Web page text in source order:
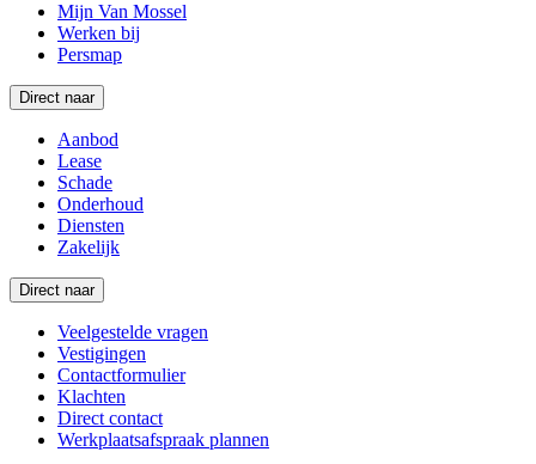
Mijn Van Mossel
Werken bij
Persmap
Direct naar
Aanbod
Lease
Schade
Onderhoud
Diensten
Zakelijk
Direct naar
Veelgestelde vragen
Vestigingen
Contactformulier
Klachten
Direct contact
Werkplaatsafspraak plannen